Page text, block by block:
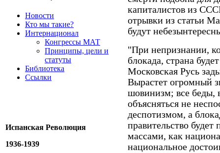
Новости
Кто мы такие?
Интернационал
Конгрессы МАТ
Принципы, цели и
статуты
Библиотека
Ссылки
Испанская Революция
1936-1939
капиталистов из
отрывки из статьи
будут
"При непризнании,
блокада, страна
Московская Русь
Вырастет огромный
шовинизм; все беды,
объясняться не
деспотизмом, а
правительство
массами, как
национальное